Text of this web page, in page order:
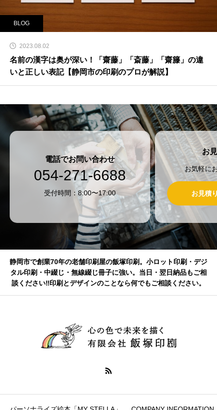
BLOG
2023.08.02
名前の漢字は奥が深い！「齋藤」「斎藤」「齋籐」の違
いと正しい表記【静岡市の印刷のプロが解説】
電話でお問い合わせ
054-271-6688
受付時間：8:00〜17:00
お
お気軽に
お見積
静岡市で創業70年の老舗印刷屋の飯塚印刷。小ロット印刷・デジ
タル印刷・中綴じ・無線綴じ冊子に強い。当日・翌日納品もご相
談ください‼印刷とデザインのことなら何でもご相談ください。